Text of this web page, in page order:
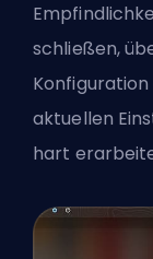
schließen,
aktuellen
hart